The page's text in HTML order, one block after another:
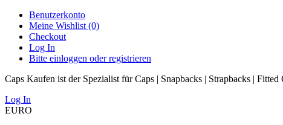
Benutzerkonto
Meine Wishlist (0)
Checkout
Log In
Bitte einloggen oder registrieren
Caps Kaufen ist der Spezialist für Caps | Snapbacks | Strapbacks |
Log In
EURO